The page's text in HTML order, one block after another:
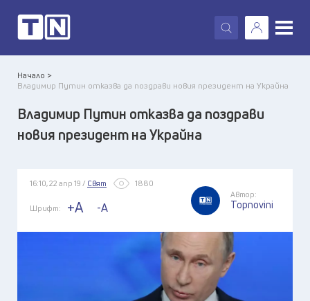
X
Начало >
Владимир Путин отказва да поздрави новия президент на Украйна
Владимир Путин отказва да поздрави
новия президент на Украйна
16:10, 22 апр 19 / Свят 1880
Шрифт: +A -A
Автор:
Topnovini